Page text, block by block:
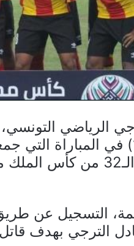
الرياضي التونسي،
بنتيجة (1-1) في
ذهاب دور الـ32 من
الترجي بهدف